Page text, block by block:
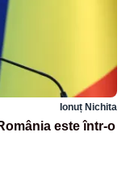
Ionuț Nichita
este într-o